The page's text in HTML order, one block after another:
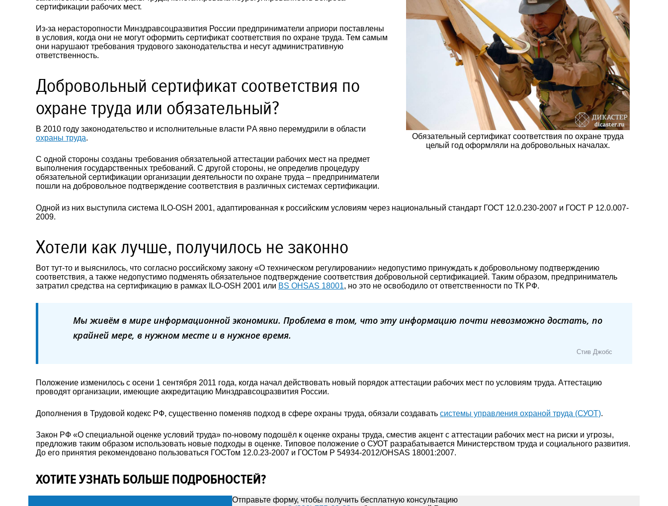
Обязательный сертификат соответствия по охране труда
целый год оформляли на добровольных началах.
сертификации рабочих мест.
Из-за нерасторопности Минздравсоцразвития России предприниматели априори поставлены
в условия, когда они не могут оформить сертификат соответствия по охране труда. Тем самым
они нарушают требования трудового законодательства и несут административную
ответственность.
Добровольный сертификат соответствия по
охране труда или обязательный?
В 2010 году законодательство и исполнительные власти РA явно перемудрили в области
охраны труда.
С одной стороны созданы требования обязательной аттестации рабочих мест на предмет
выполнения государственных требований. С другой стороны, не определив процедуру
обязательной сертификации организации деятельности по охране труда – предприниматели
пошли на добровольное подтверждение соответствия в различных системах сертификации.
Одной из них выступила система ILO-OSH 2001, адаптированная к российским условиям через национальный стандарт ГОСТ 12.0.230-2007 и ГОСТ Р 12.0.007-
2009.
Хотели как лучше, получилось не законно
Вот тут-то и выяснилось, что согласно российскому закону «О техническом регулировании» недопустимо принуждать к добровольному подтверждению
соответствия, а также недопустимо подменять обязательное подтверждение соответствия добровольной сертификацией. Таким образом, предприниматель
затратил средства на сертификацию в рамках ILO-OSH 2001 или BS OHSAS 18001, но это не освободило от ответственности по ТК РФ.
Мы живём в мире информационной экономики. Проблема в том, что эту информацию почти невозможно достать, по
крайней мере, в нужном месте и в нужное время.
Стив Джобс
Положение изменилось с осени 1 сентября 2011 года, когда начал действовать новый порядок аттестации рабочих мест по условиям труда. Аттестацию
проводят организации, имеющие аккредитацию Минздравсоцразвития России.
Дополнения в Трудовой кодекс РФ, существенно поменяв подход в сфере охраны труда, обязали создавать системы управления охраной труда (СУОТ).
Закон РФ «О специальной оценке условий труда» по-новому подошёл к оценке охраны труда, сместив акцент с аттестации рабочих мест на риски и угрозы,
предложив таким образом использовать новые подходы в оценке. Типовое положение о СУОТ разрабатывается Министерством труда и социального развития.
До его принятия рекомендовано пользоваться ГОСТом 12.0.23-2007 и ГОСТом Р 54934-2012/OHSAS 18001:2007.
ХОТИТЕ УЗНАТЬ БОЛЬШЕ ПОДРОБНОСТЕЙ?
Отправьте форму, чтобы получить бесплатную консультацию